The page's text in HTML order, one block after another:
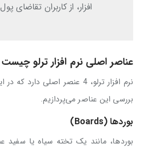
افزار، از کاربران تقاضای
عناصر اصلی نرم افزار ترلو
نرم افزار ترلو، 4 عنصر اصلی
بررسی این عناصر می‌پردازیم.
بوردها (Boards)
بوردها، مانند یک تخته سیاه یا سفید